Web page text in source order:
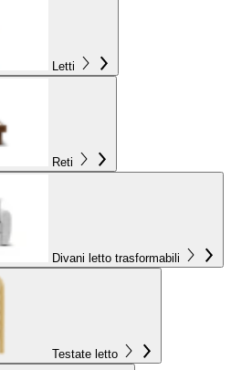
Letti
Reti
Divani letto trasformabili
Testate letto